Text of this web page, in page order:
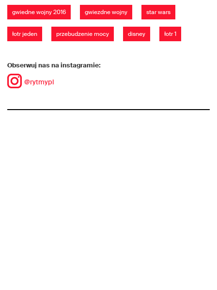
gwiedne wojny 2016 gwiezdne wojny star wars
łotr jeden przebudzenie mocy disney łotr 1
Obserwuj nas na instagramie:
@rytmypl